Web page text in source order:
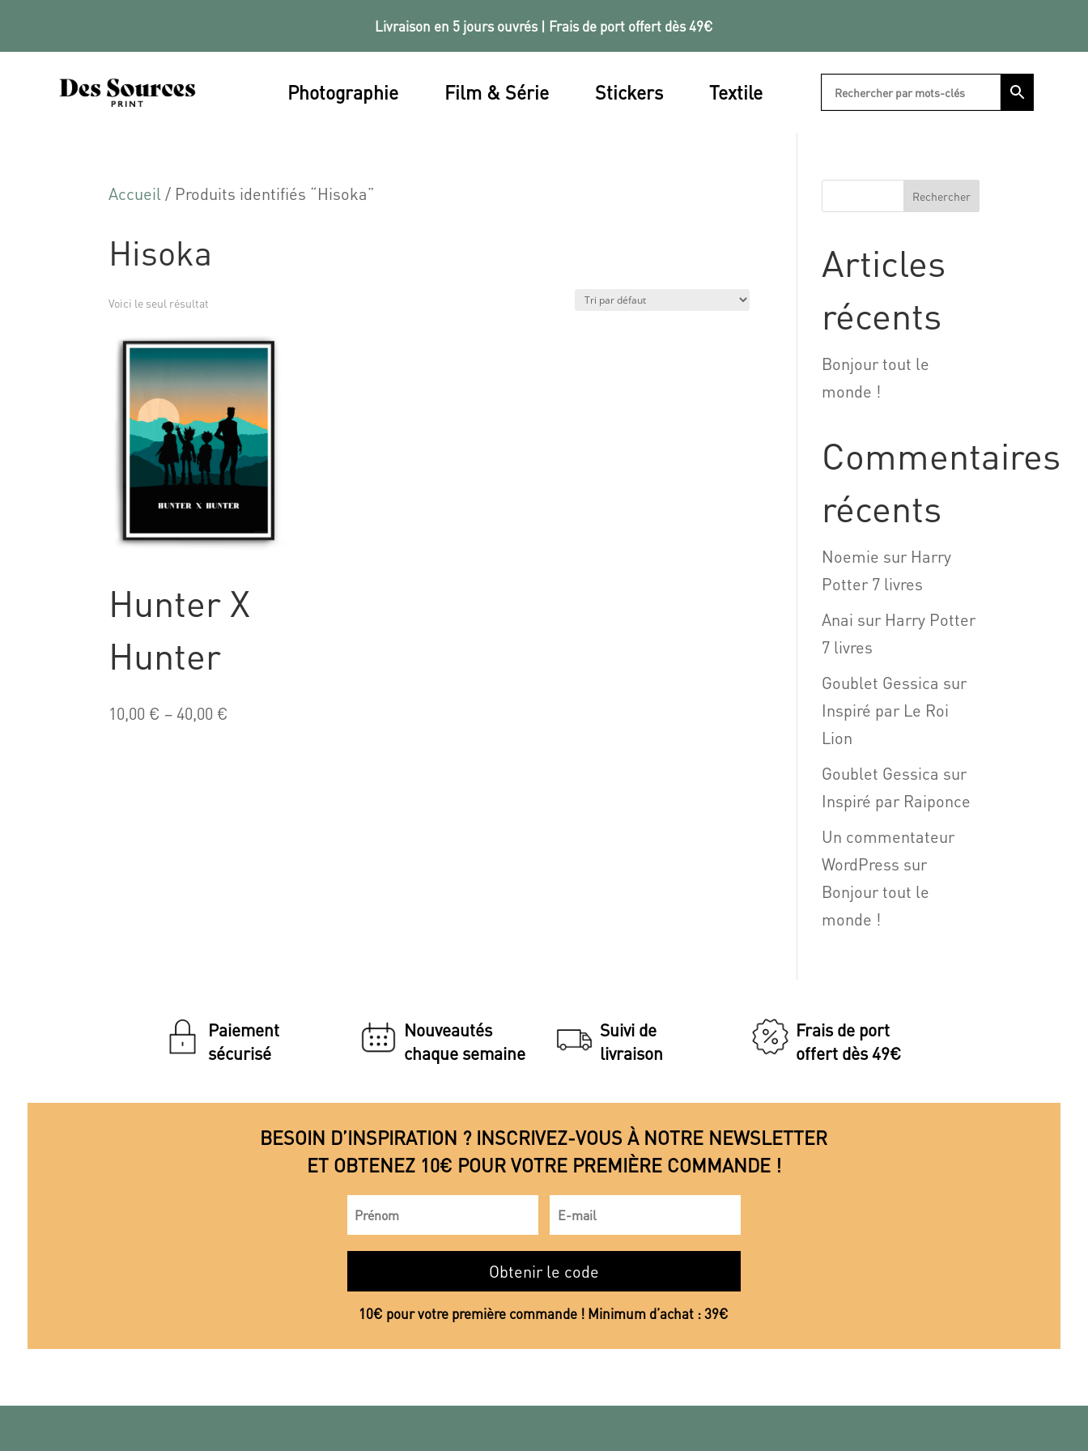
Livraison en 5 jours ouvrés | Frais de port offert dès 49€
Photographie Film & Série Stickers Textile
Accueil / Produits identifiés “Hisoka”
Hisoka
Voici le seul résultat
Hunter X
Hunter
10,00 € –40,00 €
Rechercher
Articles
récents
Bonjour tout le
monde !
Commentaires
récents
Noemie sur Harry
Potter 7 livres
Anai sur Harry Potter
7 livres
Goublet Gessica sur
Inspiré par Le Roi
Lion
Goublet Gessica sur
Inspiré par Raiponce
Un commentateur
WordPress sur
Bonjour tout le
monde !
Paiement
sécurisé
Nouveautés
chaque semaine
Suivi de
livraison
Frais de port
offert dès 49€
BESOIN D’INSPIRATION ? INSCRIVEZ-VOUS À NOTRE NEWSLETTER
ET OBTENEZ 10€ POUR VOTRE PREMIÈRE COMMANDE !
Obtenir le code
10€ pour votre première commande ! Minimum d’achat : 39€